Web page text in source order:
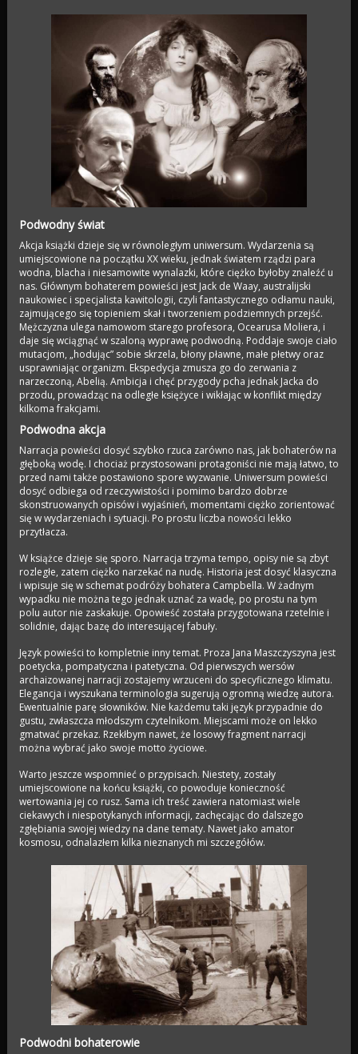
Podwodny świat
Akcja książki dzieje się w równoległym uniwersum. Wydarzenia są
umiejscowione na początku XX wieku, jednak światem rządzi para
wodna, blacha i niesamowite wynalazki, które ciężko byłoby znaleźć u
nas. Głównym bohaterem powieści jest Jack de Waay, australijski
naukowiec i specjalista kawitologii, czyli fantastycznego odłamu nauki,
zajmującego się topieniem skał i tworzeniem podziemnych przejść.
Mężczyzna ulega namowom starego profesora, Ocearusa Moliera, i
daje się wciągnąć w szaloną wyprawę podwodną. Poddaje swoje ciało
mutacjom, „hodując” sobie skrzela, błony pławne, małe płetwy oraz
usprawniając organizm. Ekspedycja zmusza go do zerwania z
narzeczoną, Abelią. Ambicja i chęć przygody pcha jednak Jacka do
przodu, prowadząc na odległe księżyce i wikłając w konflikt między
kilkoma frakcjami.
Podwodna akcja
Narracja powieści dosyć szybko rzuca zarówno nas, jak bohaterów na
głęboką wodę. I chociaż przystosowani protagoniści nie mają łatwo, to
przed nami także postawiono spore wyzwanie. Uniwersum powieści
dosyć odbiega od rzeczywistości i pomimo bardzo dobrze
skonstruowanych opisów i wyjaśnień, momentami ciężko zorientować
się w wydarzeniach i sytuacji. Po prostu liczba nowości lekko
przytłacza.
W książce dzieje się sporo. Narracja trzyma tempo, opisy nie są zbyt
rozległe, zatem ciężko narzekać na nudę. Historia jest dosyć klasyczna
i wpisuje się w schemat podróży bohatera Campbella. W żadnym
wypadku nie można tego jednak uznać za wadę, po prostu na tym
polu autor nie zaskakuje. Opowieść została przygotowana rzetelnie i
solidnie, dając bazę do interesującej fabuły.
Język powieści to kompletnie inny temat. Proza Jana Maszczyszyna jest
poetycka, pompatyczna i patetyczna. Od pierwszych wersów
archaizowanej narracji zostajemy wrzuceni do specyficznego klimatu.
Elegancja i wyszukana terminologia sugerują ogromną wiedzę autora.
Ewentualnie parę słowników. Nie każdemu taki język przypadnie do
gustu, zwłaszcza młodszym czytelnikom. Miejscami może on lekko
gmatwać przekaz. Rzekłbym nawet, że losowy fragment narracji
można wybrać jako swoje motto życiowe.
Warto jeszcze wspomnieć o przypisach. Niestety, zostały
umiejscowione na końcu książki, co powoduje konieczność
wertowania jej co rusz. Sama ich treść zawiera natomiast wiele
ciekawych i niespotykanych informacji, zachęcając do dalszego
zgłębiania swojej wiedzy na dane tematy. Nawet jako amator
kosmosu, odnalazłem kilka nieznanych mi szczegółów.
Podwodni bohaterowie